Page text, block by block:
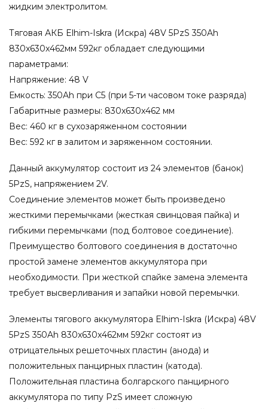
жидким электролитом.
Тяговая АКБ Elhim-Iskra (Искра) 48V 5PzS 350Ah
830x630x462мм 592кг обладает следующими
параметрами:
Напряжение: 48 V
Емкость: 350Ah при С5 (при 5-ти часовом токе разряда)
Габаритные размеры: 830x630x462 мм
Вес: 460 кг в сухозаряженном состоянии
Вес: 592 кг в залитом и заряженном состоянии.
Данный аккумулятор состоит из 24 элементов (банок)
5PzS, напряжением 2V.
Соединение элементов может быть произведено
жесткими перемычками (жесткая свинцовая пайка) и
гибкими перемычками (под болтовое соединение).
Преимущество болтового соединения в достаточно
простой замене элементов аккумулятора при
необходимости. При жесткой спайке замена элемента
требует высверливания и запайки новой перемычки.
Элементы тягового аккумулятора Elhim-Iskra (Искра) 48V
5PzS 350Ah 830x630x462мм 592кг состоят из
отрицательных решеточных пластин (анода) и
положительных панцирных пластин (катода).
Положительная пластина болгарского панцирного
аккумулятора по типу PzS имеет сложную